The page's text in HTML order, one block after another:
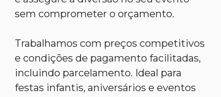
sem comprometer o orçamento.
Trabalhamos com preços competitivos
e condições de pagamento facilitadas,
incluindo parcelamento. Ideal para
festas infantis, aniversários e eventos